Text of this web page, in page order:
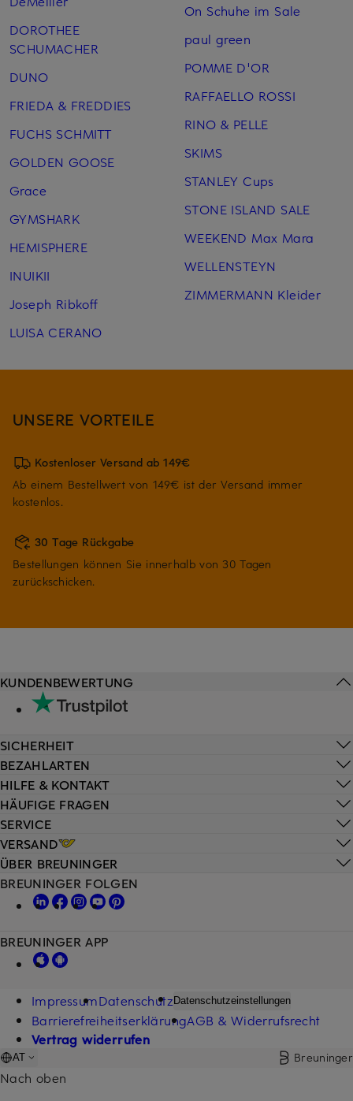
DOROTHEE
SCHUMACHER
DUNO
FRIEDA & FREDDIES
FUCHS SCHMITT
GOLDEN GOOSE
Grace
GYMSHARK
HEMISPHERE
INUIKII
Joseph Ribkoff
LUISA CERANO
On Schuhe im Sale
paul green
POMME D'OR
RAFFAELLO ROSSI
RINO & PELLE
SKIMS
STANLEY Cups
STONE ISLAND SALE
WEEKEND Max Mara
WELLENSTEYN
ZIMMERMANN Kleider
UNSERE VORTEILE
Kostenloser Versand ab 149€
Ab einem Bestellwert von 149€ ist der Versand immer
kostenlos.
30 Tage Rückgabe
Bestellungen können Sie innerhalb von 30 Tagen
zurückschicken.
HILFE & KONTAKT
HÄUFIGE FRAGEN
SERVICE
VERSAND
KUNDENBEWERTUNG
SICHERHEIT
BEZAHLARTEN
ÜBER BREUNINGER
BREUNINGER FOLGEN
BREUNINGER APP
ImpressumDatenschutz Datenschutzeinstellungen
BarrierefreiheitserklärungAGB & Widerrufsrecht
Vertrag widerrufen
AT Breuninger
Nach oben